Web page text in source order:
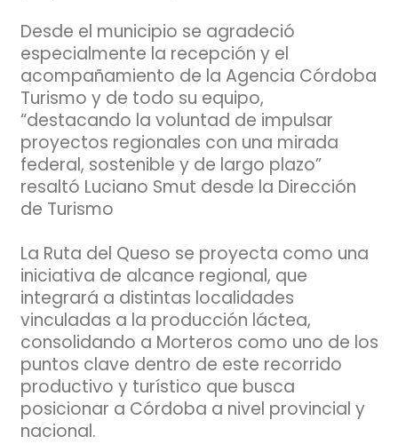
Desde el municipio se agradeció
especialmente la recepción y el
acompañamiento de la Agencia Córdoba
Turismo y de todo su equipo,
“destacando la voluntad de impulsar
proyectos regionales con una mirada
federal, sostenible y de largo plazo”
resaltó Luciano Smut desde la Dirección
de Turismo
La Ruta del Queso se proyecta como una
iniciativa de alcance regional, que
integrará a distintas localidades
vinculadas a la producción láctea,
consolidando a Morteros como uno de los
puntos clave dentro de este recorrido
productivo y turístico que busca
posicionar a Córdoba a nivel provincial y
nacional.